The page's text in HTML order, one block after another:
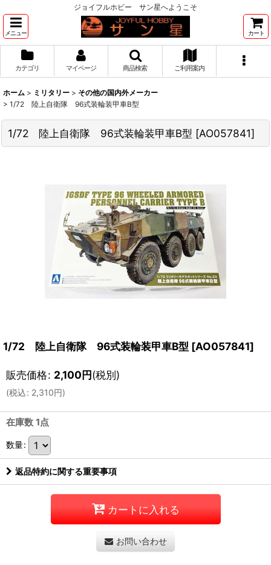
ジョイフルホビー サン星へようこそ
メニュー カート
カテゴリ マイページ 商品検索 ご利用案内
ホーム > ミリタリー > その他の国内外メーカー
> 1/72 陸上自衛隊 96式装輪装甲車B型
1/72 陸上自衛隊 96式装輪装甲車B型 [AO057841]
1/72 陸上自衛隊 96式装輪装甲車B型 [AO057841]
販売価格: 2,100円(税別)
(税込: 2,310円)
在庫数 1点
数量:
返品特約に関する重要事項
カートに入れる
お問い合わせ